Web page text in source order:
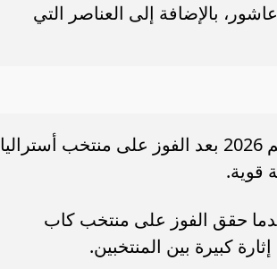
بالإضافة إلى العناصر التي
ونجح منتخب مصر في الوصول إلى دور الـ16 من كأس العالم 2026 بعد الفوز على منتخب أستراليا
قوية.
حقق الفوز على منتخب كاب
كبيرة بين المنتخبين.